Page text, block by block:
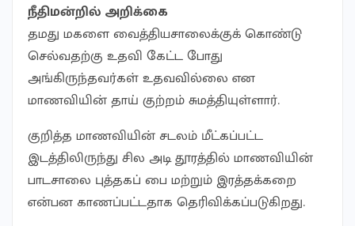
நீதிமன்றில் அறிக்கை
தமது மகளை வைத்தியசாலைக்குக் கொண்டு
செல்வதற்கு உதவி கேட்ட போது
அங்கிருந்தவர்கள் உதவவில்லை என
மாணவியின் தாய் குற்றம் சுமத்தியுள்ளார்.
குறித்த மாணவியின் சடலம் மீட்கப்பட்ட
இடத்திலிருந்து சில அடி தூரத்தில் மாணவியின்
பாடசாலை புத்தகப் பை மற்றும் இரத்தக்கறை
என்பன காணப்பட்டதாக தெரிவிக்கப்படுகிறது.